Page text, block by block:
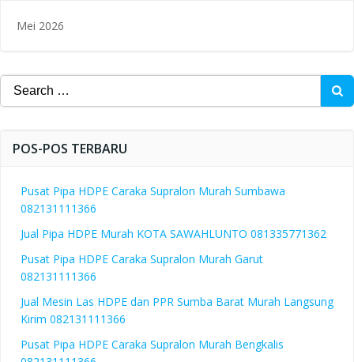
Mei 2026
Search
for:
POS-POS TERBARU
Pusat Pipa HDPE Caraka Supralon Murah Sumbawa
082131111366
Jual Pipa HDPE Murah KOTA SAWAHLUNTO 081335771362
Pusat Pipa HDPE Caraka Supralon Murah Garut
082131111366
Jual Mesin Las HDPE dan PPR Sumba Barat Murah Langsung
Kirim 082131111366
Pusat Pipa HDPE Caraka Supralon Murah Bengkalis